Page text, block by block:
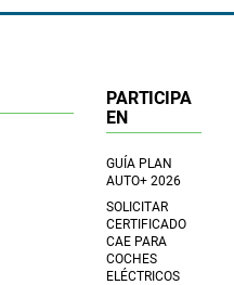
PARTICIPA
EN
GUÍA PLAN
AUTO+ 2026
SOLICITAR
CERTIFICADO
CAE PARA
COCHES
ELÉCTRICOS